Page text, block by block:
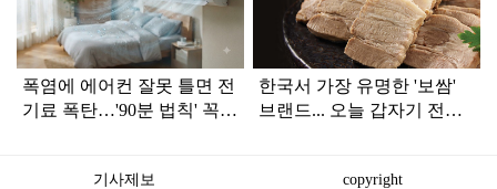
폭염에 에어컨 잘못 틀면 전
기료 폭탄…'90분 법칙' 꼭
한국서 가장 유명한 '보쌈'
브랜드... 오늘 갑자기 전해
기사제보 copyright